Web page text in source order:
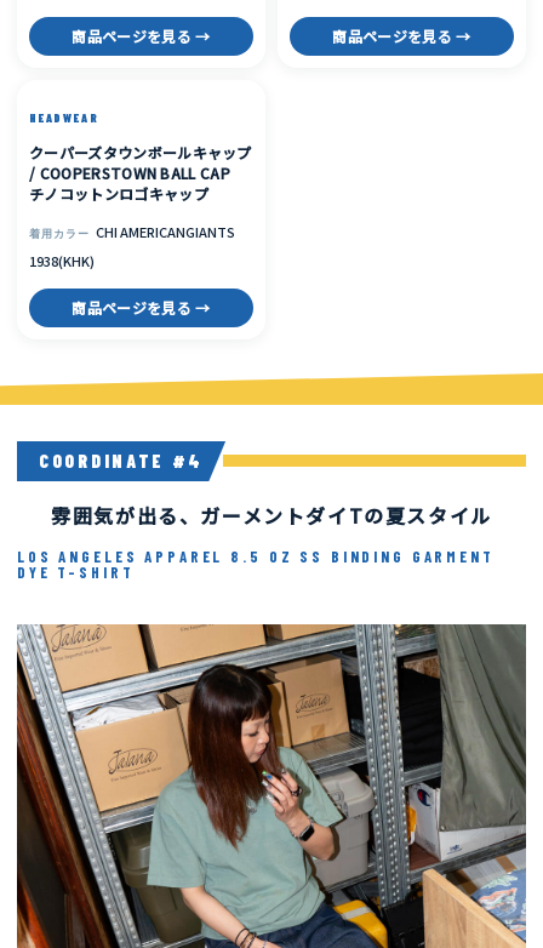
商品ページを見る → 商品ページを見る →
HEADWEAR
クーパーズタウンボールキャップ
/ COOPERSTOWN BALL CAP
チノコットンロゴキャップ
着用カラー CHI AMERICANGIANTS
1938(KHK)
商品ページを見る →
COORDINATE #4
Coordinate #4
雰囲気が出る、ガーメントダイTの夏スタイル
LOS ANGELES APPAREL 8.5 OZ SS BINDING GARMENT
DYE T-SHIRT